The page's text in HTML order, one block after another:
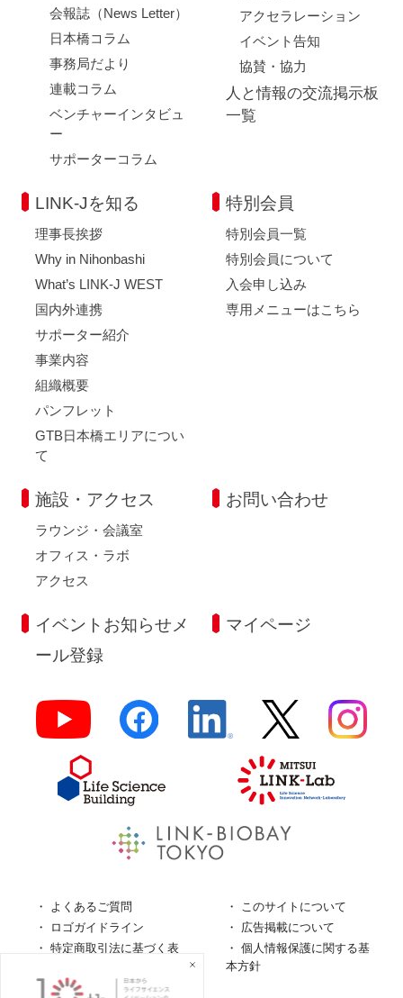
会報誌（News Letter）
日本橋コラム
事務局だより
連載コラム
ベンチャーインタビュ
ー
サポーターコラム
アクセラレーション
イベント告知
協賛・協力
人と情報の交流掲示板
一覧
LINK-Jを知る
理事長挨拶
Why in Nihonbashi
What’s LINK-J WEST
国内外連携
サポーター紹介
事業内容
組織概要
パンフレット
GTB日本橋エリアについ
て
特別会員
特別会員一覧
特別会員について
入会申し込み
専用メニューはこちら
施設・アクセス
ラウンジ・会議室
オフィス・ラボ
アクセス
お問い合わせ
イベントお知らせメ
ール登録
マイページ
よくあるご質問
このサイトについて
ロゴガイドライン
広告掲載について
特定商取引法に基づく表
個人情報保護に関する基
本方針
個人情報の取扱について